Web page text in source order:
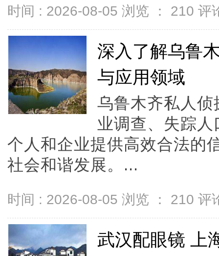
时间 : 2026-08-05 浏览 ： 210 评
深入了解乌鲁
与应用领域
乌鲁木齐私人
业调查、失踪
个人和企业提供高效合法的
社会和谐发展。...
时间 : 2026-08-05 浏览 ： 210 评
武汉配眼镜 上